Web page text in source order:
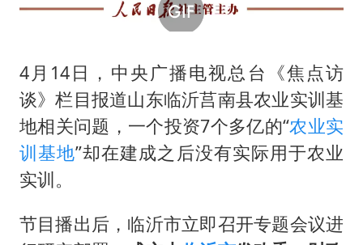
日本籍女网红在韩直播时自杀身亡
多专业取消艺考 文化工作者要有文化
汕头市政府被约谈
4月14日，中央广播电视总台《焦点访
谈》栏目报道山东临沂莒南县农业实训基
地相关问题，一个投资7个多亿的“农业实
训基地”却在建成之后没有实际用于农业
实训。
节目播出后，临沂市立即召开专题会议进